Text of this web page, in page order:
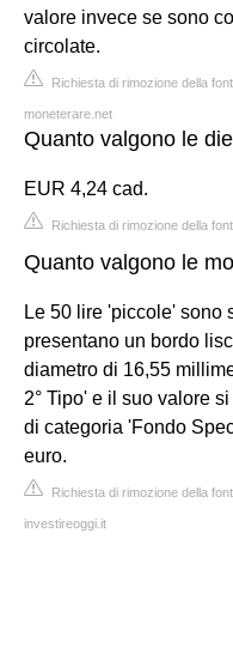
valore invece se sono
circolate.
Richiesta di rimozione della
moneterare.net
Quanto valgono le
EUR 4,24 cad.
Richiesta di rimozione della
Quanto valgono le
Le 50 lire 'piccole' sono
presentano un bordo
diametro di 16,55
2° Tipo' e il suo valore
di categoria 'Fondo
euro.
Richiesta di rimozione della
investireoggi.it